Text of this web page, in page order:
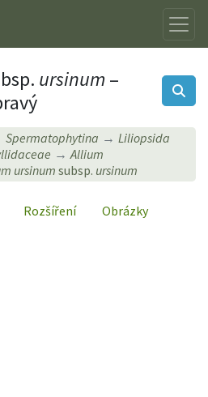
ursinum –
Spermatophytina
Liliopsida
Allium
ursinumsubsp. ursinum
Rozšíření
Obrázky